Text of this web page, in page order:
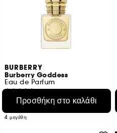
BURBERRY
Burberry Goddess
Eau de Parfum
3422
€ 90,95
4 μεγέθη
Προσθήκη στο καλάθι